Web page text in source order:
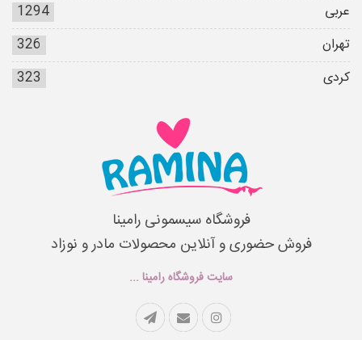
عربی
1294
تهران
326
کردی
323
فروشگاه سیسمونی رامینا
فروش حضوری و آنلاین محصولات مادر و نوزاد
سایت فروشگاه رامینا ...